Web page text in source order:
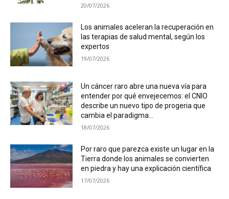
20/07/2026
Los animales aceleran la recuperación en
las terapias de salud mental, según los
expertos
19/07/2026
Un cáncer raro abre una nueva vía para
entender por qué envejecemos: el CNIO
describe un nuevo tipo de progeria que
cambia el paradigma...
18/07/2026
Por raro que parezca existe un lugar en la
Tierra donde los animales se convierten
en piedra y hay una explicación científica
17/07/2026